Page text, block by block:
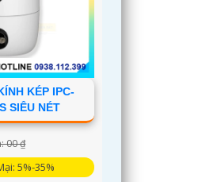
KÉP IPC-
SIÊU NÉT
00 ₫
5%-35%